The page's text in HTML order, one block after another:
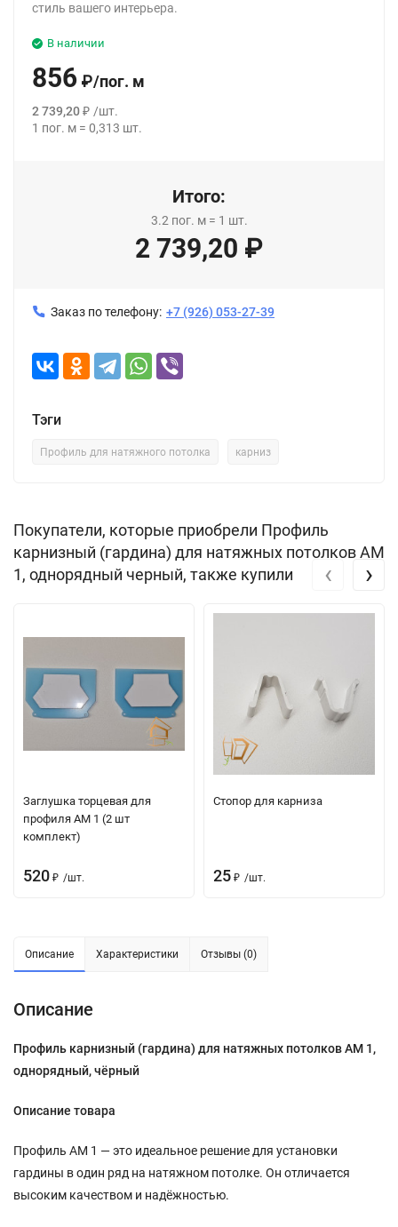
стиль вашего интерьера.
В наличии
856 ₽/пог. м
2 739,20₽ /шт.
1 пог. м = 0,313 шт.
Итого:
3.2 пог. м= 1 шт.
2 739,20 ₽
Заказ по телефону: +7 (926) 053-27-39
Тэги
Профиль для натяжного потолка карниз
Покупатели, которые приобрели Профиль
карнизный (гардина) для натяжных потолков АМ
1, однорядный черный, также купили
Заглушка торцевая для
профиля АМ 1 (2 шт
комплект)
520 ₽ /шт.
Стопор для карниза
25 ₽ /шт.
‹ ›
Описание Характеристики Отзывы (0)
Описание
Профиль карнизный (гардина) для натяжных потолков АМ 1,
однорядный, чёрный
Описание товара
Профиль АМ 1 — это идеальное решение для установки
гардины в один ряд на натяжном потолке. Он отличается
высоким качеством и надёжностью.